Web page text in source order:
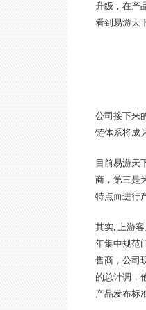
升级，在产
看到易游天
公司接下来
链体系将成
目前易游天
商，第三是
特点而进行
其实, 上游
年集中规范
售商，公司
的总计调，
产品发布标